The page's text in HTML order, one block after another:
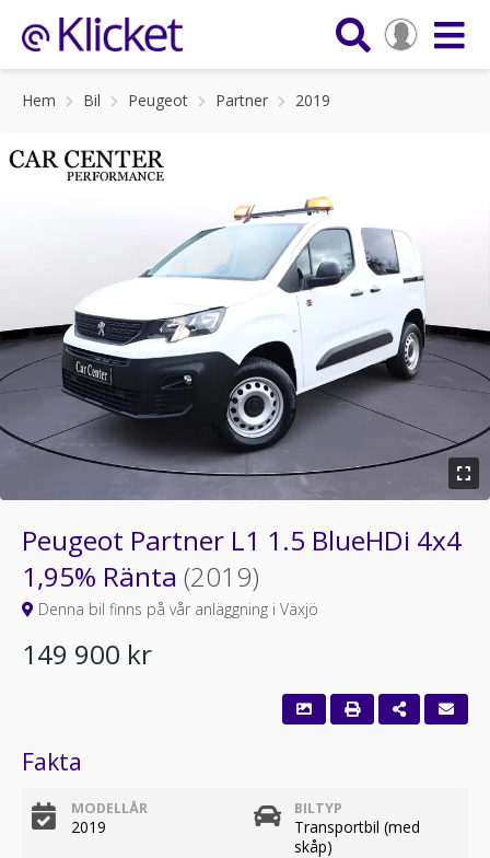
Hem Bil Peugeot Partner 2019
Peugeot Partner L1 1.5 BlueHDi 4x4
1,95% Ränta (2019)
Denna bil finns på vår anläggning i Växjö
149 900 kr
Fakta
MODELLÅR
2019
BILTYP
Transportbil (med
skåp)